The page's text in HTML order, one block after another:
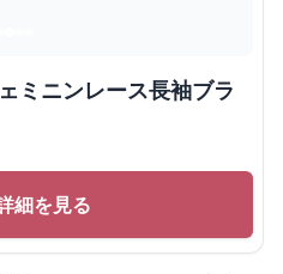
ミニンレース長袖ブラ
細を見る